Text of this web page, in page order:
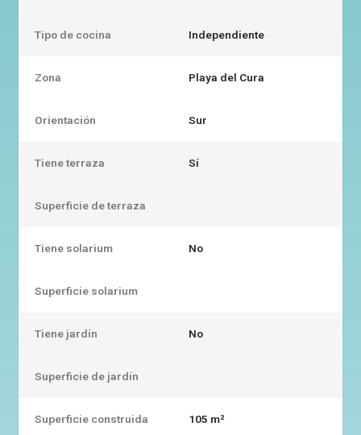
Tipo de cocina Independiente
Zona Playa del Cura
Orientación Sur
Tiene terraza Sí
Superficie de terraza
Tiene solarium No
Superficie solarium
Tiene jardín No
Superficie de jardín
Superficie construida 105 m²